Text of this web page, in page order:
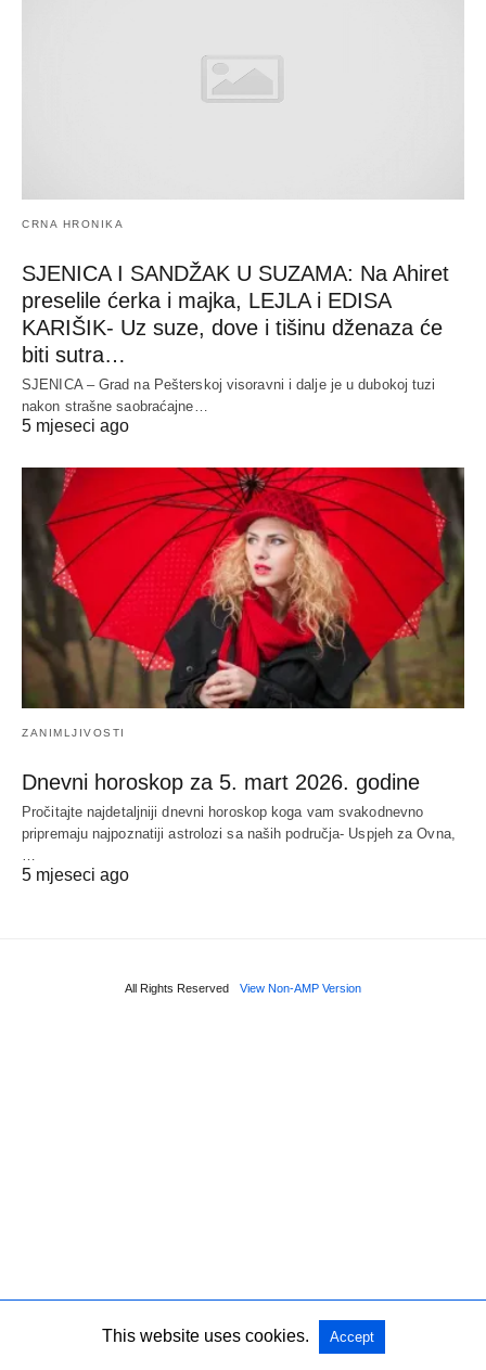
CRNA HRONIKA
SJENICA I SANDŽAK U SUZAMA: Na Ahiret
preselile ćerka i majka, LEJLA i EDISA
KARIŠIK- Uz suze, dove i tišinu dženaza će
biti sutra…
SJENICA – Grad na Pešterskoj visoravni i dalje je u dubokoj tuzi
nakon strašne saobraćajne…
5 mjeseci ago
ZANIMLJIVOSTI
Dnevni horoskop za 5. mart 2026. godine
Pročitajte najdetaljniji dnevni horoskop koga vam svakodnevno
pripremaju najpoznatiji astrolozi sa naših područja- Uspjeh za Ovna,
5 mjeseci ago
All Rights Reserved View Non-AMP Version
This website uses cookies. Accept